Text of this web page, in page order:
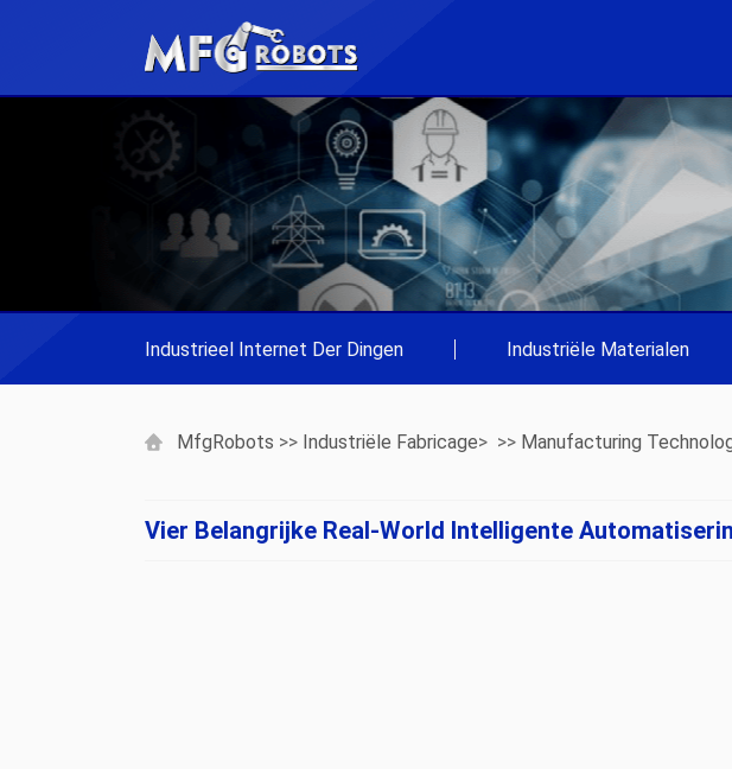
Industrieel Internet Der Dingen Industriële Materialen
MfgRobots >> Industriële Fabricage> >> Manufacturing
Vier Belangrijke Real-World Intelligente